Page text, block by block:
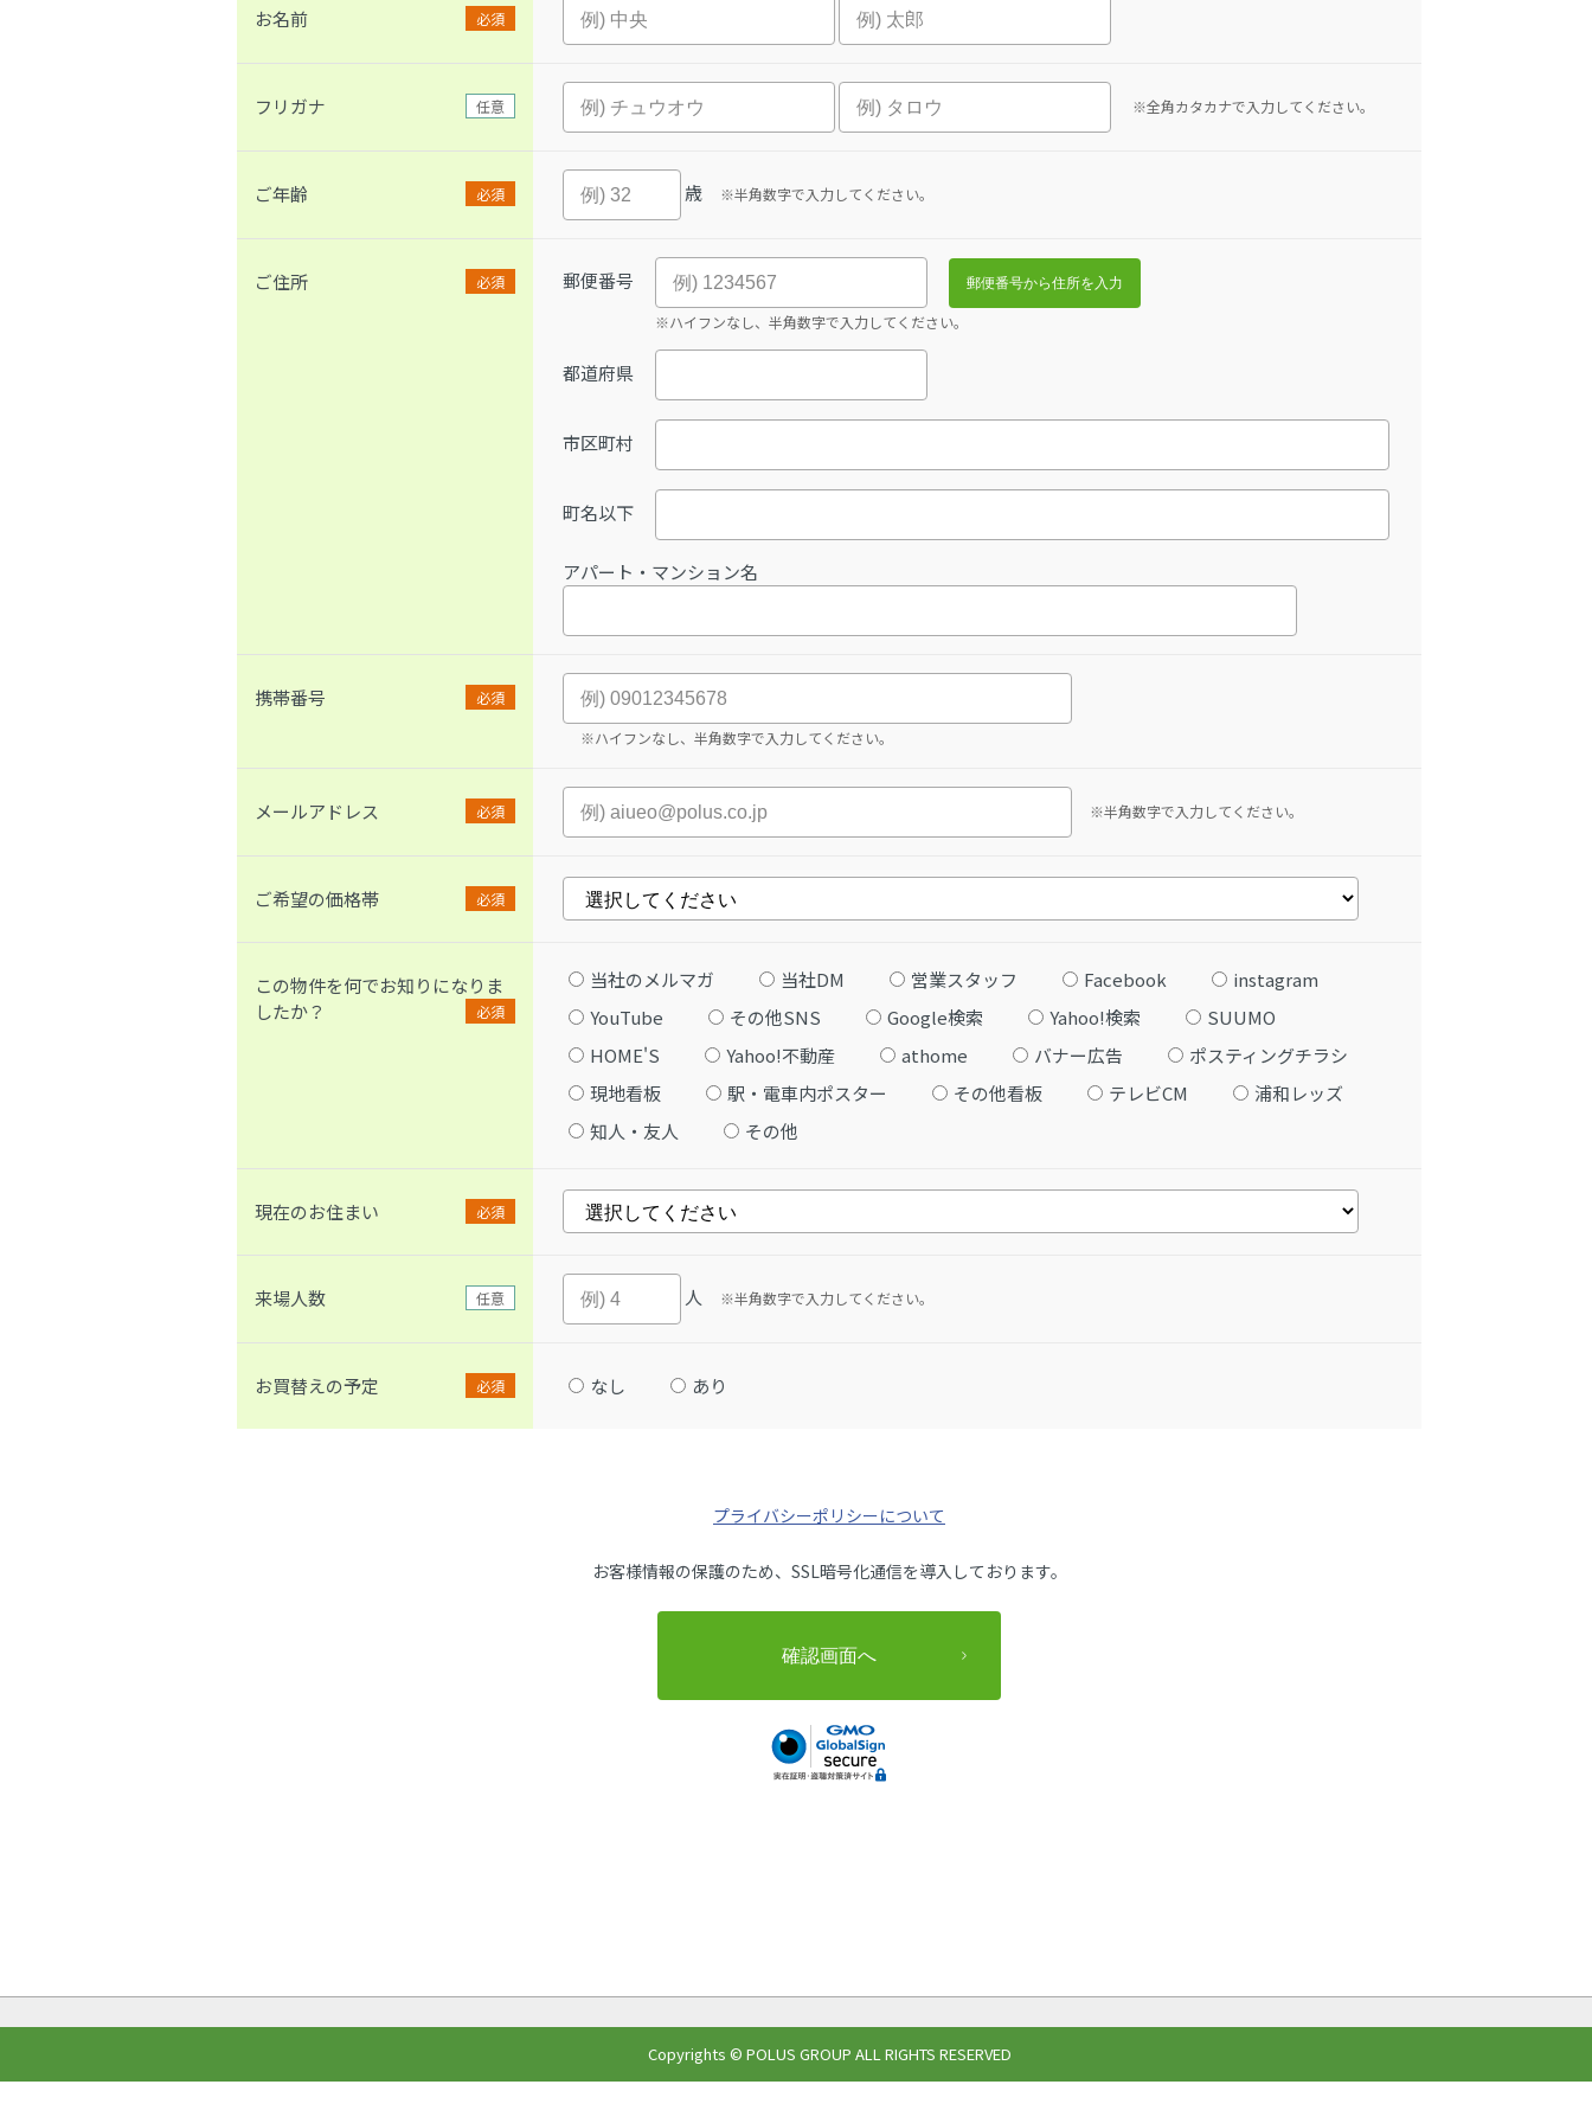
お名前 必須
フリガナ 任意 ※全角カタカナで入力してください。
ご年齢 必須 歳 ※半角数字で入力してください。
ご住所 必須 郵便番号
※ハイフンなし、半角数字で入力してください。
都道府県
市区町村
町名以下
アパート・マンション名
携帯番号
必須
※ハイフンなし、半角数字で入力してください。
メールアドレス 必須 ※半角数字で入力してください。
ご希望の価格帯 必須
この物件を何でお知りになりま
したか？
必須
当社のメルマガ 当社DM 営業スタッフ Facebook
instagram
YouTube
その他SNS Google検索 Yahoo!検索
SUUMO
HOME'S
Yahoo!不動産 athome バナー広告
ポスティングチラシ
現地看板
駅・電車内ポスター その他看板 テレビCM
浦和レッズ
知人・友人
その他
現在のお住まい 必須
来場人数 任意 人 ※半角数字で入力してください。
お買替えの予定 必須 なし あり
プライバシーポリシーについて
お客様情報の保護のため、SSL暗号化通信を導入しております。
Copyrights © POLUS GROUP ALL RIGHTS RESERVED